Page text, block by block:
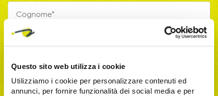
Questo sito web utilizza i cookie
Utilizziamo i cookie per personalizzare contenuti ed
annunci, per fornire funzionalità dei social media e per